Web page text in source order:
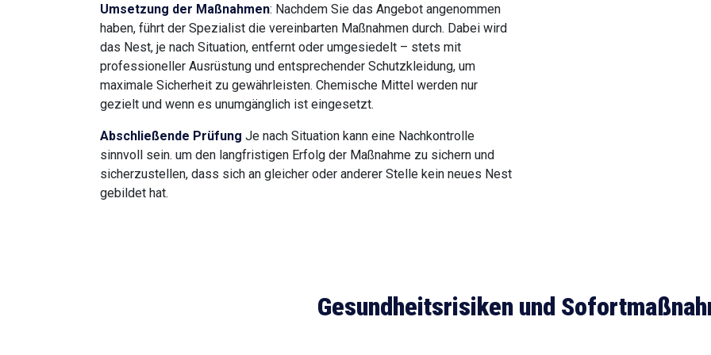
Umsetzung der Maßnahmen: Nachdem Sie das Angebot angenommen
haben, führt der Spezialist die vereinbarten Maßnahmen durch. Dabei wird
das Nest, je nach Situation, entfernt oder umgesiedelt – stets mit
professioneller Ausrüstung und entsprechender Schutzkleidung, um
maximale Sicherheit zu gewährleisten. Chemische Mittel werden nur
gezielt und wenn es unumgänglich ist eingesetzt.
Abschließende Prüfung Je nach Situation kann eine Nachkontrolle
sinnvoll sein. um den langfristigen Erfolg der Maßnahme zu sichern und
sicherzustellen, dass sich an gleicher oder anderer Stelle kein neues Nest
gebildet hat.
Gesundheitsrisiken und